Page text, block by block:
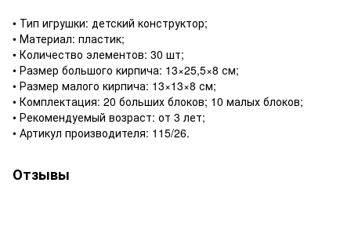
• Тип игрушки: детский конструктор;
• Материал: пластик;
• Количество элементов: 30 шт;
• Размер большого кирпича: 13×25,5×8 см;
• Размер малого кирпича: 13×13×8 см;
• Комплектация: 20 больших блоков; 10 малых блоков;
• Рекомендуемый возраст: от 3 лет;
• Артикул производителя: 115/26.
Отзывы